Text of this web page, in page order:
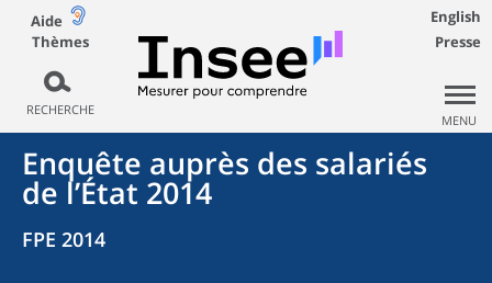
Aide
Thèmes
RECHERCHE
English
Presse
MENU
Enquête auprès des salariés
de l’État 2014
FPE 2014